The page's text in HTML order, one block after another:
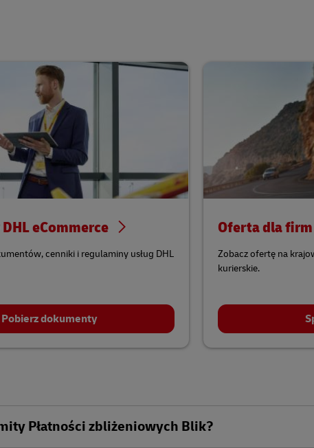
eCommerce
cenniki i regulaminy usług DHL
Pobierz dokumenty
Oferta dla firm
Zobacz ofertę na
kurierskie.
Płatności zbliżeniowych Blik?